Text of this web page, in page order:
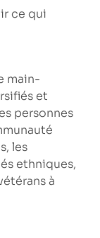
ce qui
main-
et
personnes
les
ethniques,
à